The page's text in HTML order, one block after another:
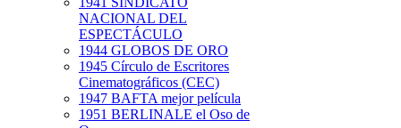
NACIONAL DEL
ESPECTÁCULO
1944 GLOBOS DE ORO
1945 Círculo de Escritores
Cinematográficos (CEC)
1947 BAFTA mejor película
1951 BERLINALE el Oso de